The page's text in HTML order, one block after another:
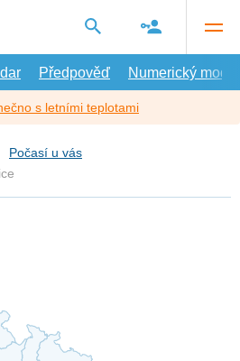
Předpověď Numerický model
s letními teplotami
Počasí u vás